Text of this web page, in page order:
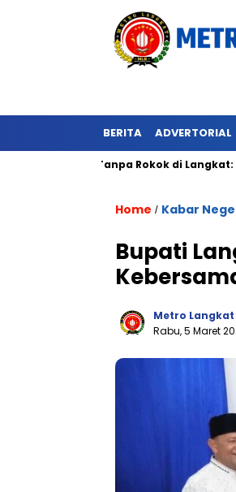
BERITA ADVERTORIAL
Tanpa Rokok di Langkat: Aturan
Home / Kabar
Bupati
Metro Langkat
Rabu, 5 Maret